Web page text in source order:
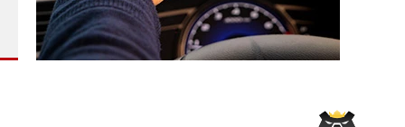
天竺鼠車車?